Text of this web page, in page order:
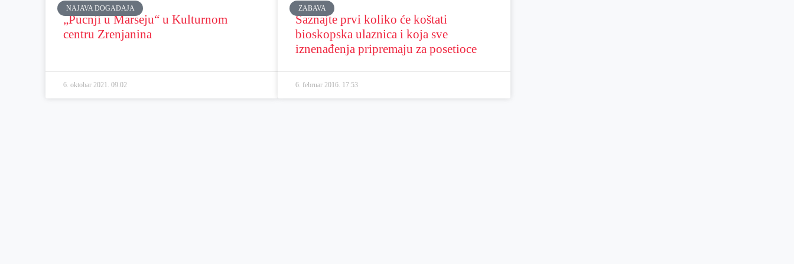
NAJAVA DOGAĐAJA
„Pucnji u Marseju“ u Kulturnom
centru Zrenjanina
6. oktobar 2021.09:02
ZABAVA
Saznajte prvi koliko će koštati
bioskopska ulaznica i koja sve
iznenađenja pripremaju za posetioce
6. februar 2016. 17:53